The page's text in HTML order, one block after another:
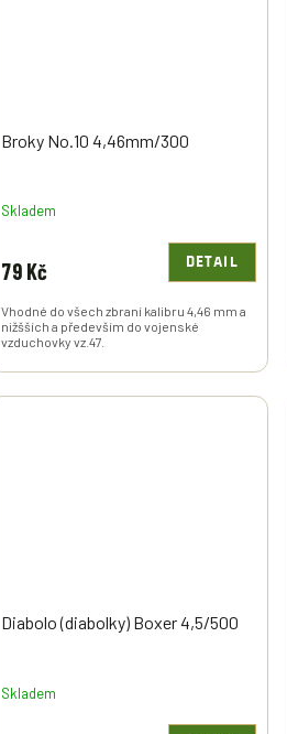
Broky No.10 4,46mm/300
Skladem
79 Kč DETAIL
Vhodné do všech zbraní kalibru 4,46 mm a
nižšších a především do vojenské
vzduchovky vz.47.
Diabolo (diabolky) Boxer 4,5/500
Skladem